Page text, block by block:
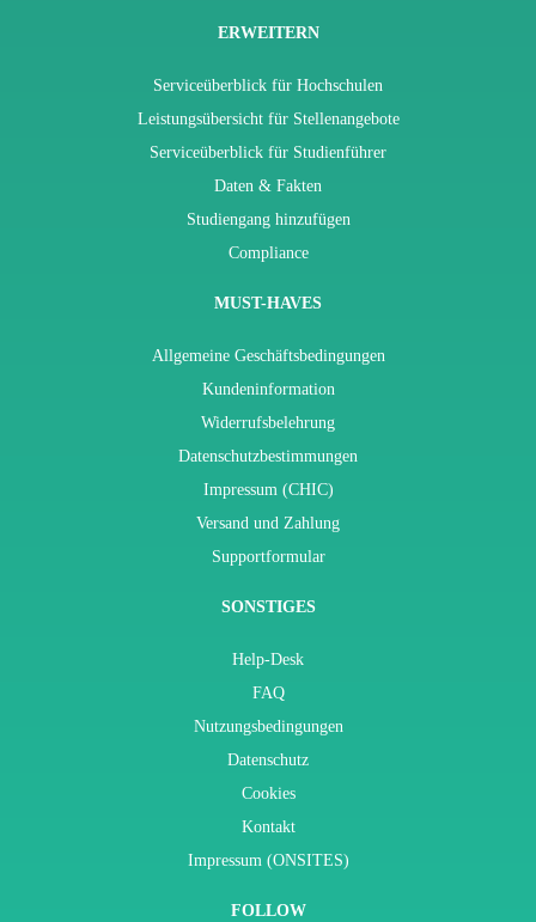
ERWEITERN
Serviceüberblick für Hochschulen
Leistungsübersicht für Stellenangebote
Serviceüberblick für Studienführer
Daten & Fakten
Studiengang hinzufügen
Compliance
MUST-HAVES
Allgemeine Geschäftsbedingungen
Kundeninformation
Widerrufsbelehrung
Datenschutzbestimmungen
Impressum (CHIC)
Versand und Zahlung
Supportformular
SONSTIGES
Help-Desk
FAQ
Nutzungsbedingungen
Datenschutz
Cookies
Kontakt
Impressum (ONSITES)
FOLLOW